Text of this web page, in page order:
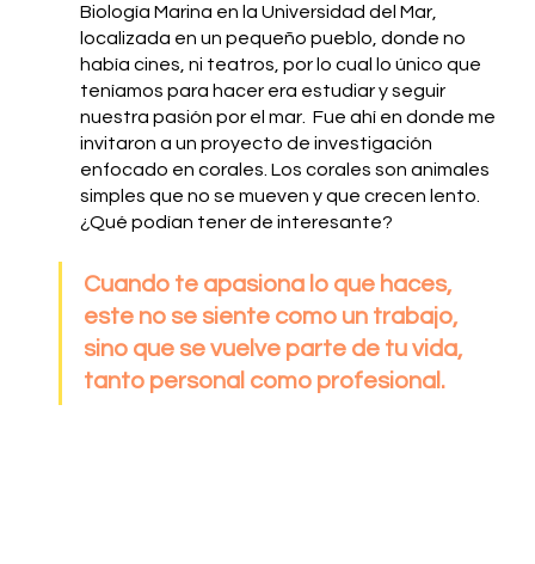
Biología Marina en la Universidad del Mar,
localizada en un pequeño pueblo, donde no
había cines, ni teatros, por lo cual lo único que
teníamos para hacer era estudiar y seguir
nuestra pasión por el mar.  Fue ahí en donde me
invitaron a un proyecto de investigación
enfocado en corales. Los corales son animales
simples que no se mueven y que crecen lento.
¿Qué podían tener de interesante?
Cuando te apasiona lo que haces,
este no se siente como un trabajo,
sino que se vuelve parte de tu vida,
tanto personal como profesional.